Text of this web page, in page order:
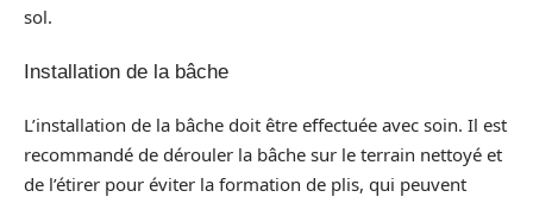
sol.
Installation de la bâche
L’installation de la bâche doit être effectuée avec soin. Il est
recommandé de dérouler la bâche sur le terrain nettoyé et
de l’étirer pour éviter la formation de plis, qui peuvent